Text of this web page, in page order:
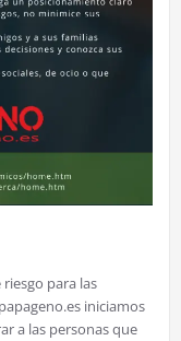
para las
iniciamos
a las personas que